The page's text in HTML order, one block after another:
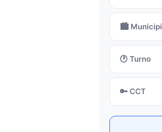
🏙️
🕐 Turno
🔑 CCT